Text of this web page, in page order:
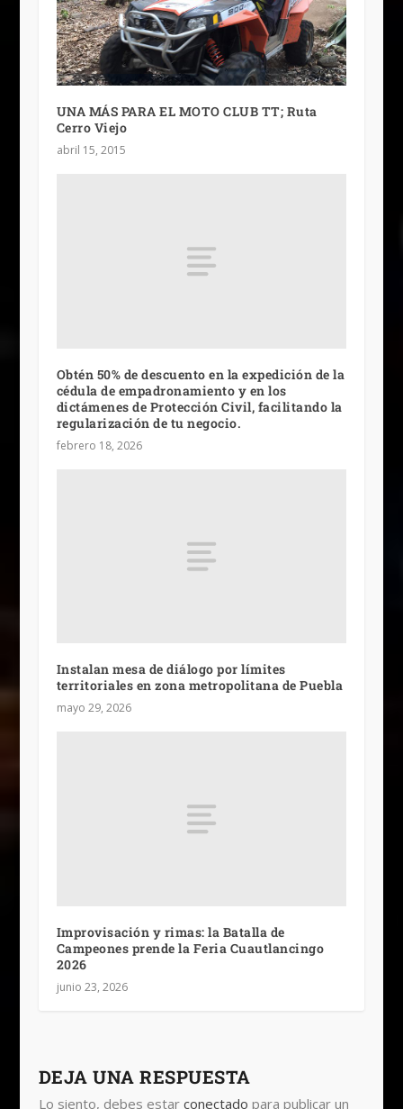
UNA MÁS PARA EL MOTO CLUB TT; Ruta
Cerro Viejo
abril 15, 2015
Obtén 50% de descuento en la expedición de la
cédula de empadronamiento y en los
dictámenes de Protección Civil, facilitando la
regularización de tu negocio.
febrero 18, 2026
Instalan mesa de diálogo por límites
territoriales en zona metropolitana de Puebla
mayo 29, 2026
Improvisación y rimas: la Batalla de
Campeones prende la Feria Cuautlancingo
2026
junio 23, 2026
DEJA UNA RESPUESTA
Lo siento, debes estar conectado para publicar un